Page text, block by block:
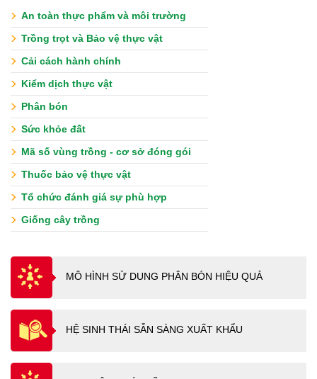
An toàn thực phẩm và môi trường
Trồng trọt và Bảo vệ thực vật
Cải cách hành chính
Kiểm dịch thực vật
Phân bón
Sức khỏe đất
Mã số vùng trồng - cơ sở đóng gói
Thuốc bảo vệ thực vật
Tổ chức đánh giá sự phù hợp
Giống cây trồng
MÔ HÌNH SỬ DUNG PHÂN BÓN HIỆU QUẢ
HỆ SINH THÁI SẴN SÀNG XUẤT KHẨU